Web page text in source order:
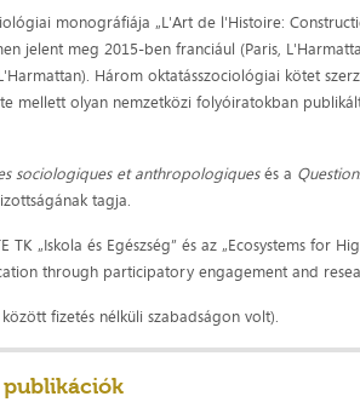
monográfiája „L'Art de l'Histoire:
jelent meg 2015-ben franciául (Paris,
Három oktatásszociológiai kötet
mellett olyan nemzetközi folyóiratokban
sociologiques et anthropologiquesés a
tagja.
TK „Iskola és Egészség” és az „Ecosystems
through participatory engagement and
fizetés nélküli szabadságon volt).